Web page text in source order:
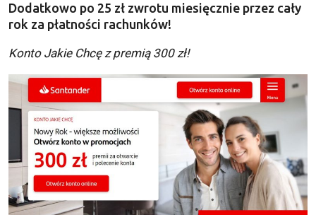
Dodatkowo po 25 zł zwrotu miesięcznie przez cały
rok za płatności rachunków!
Konto Jakie Chcę z premią 300 zł!